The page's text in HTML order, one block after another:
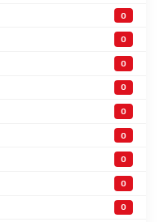
0
0
0
0
0
0
0
0
0